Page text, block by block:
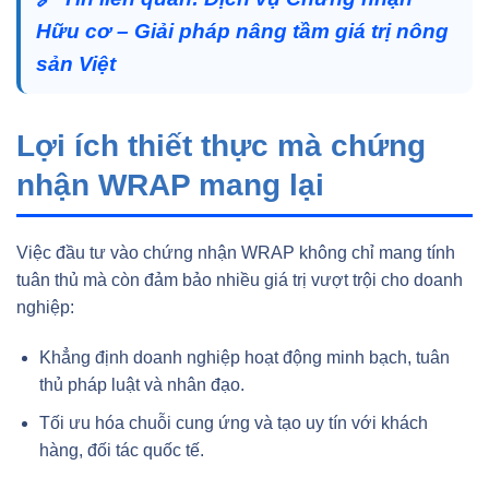
Hữu cơ – Giải pháp nâng tầm giá trị nông
sản Việt
Lợi ích thiết thực mà chứng
nhận WRAP mang lại
Việc đầu tư vào chứng nhận WRAP không chỉ mang tính
tuân thủ mà còn đảm bảo nhiều giá trị vượt trội cho doanh
nghiệp:
Khẳng định doanh nghiệp hoạt động minh bạch, tuân
thủ pháp luật và nhân đạo.
Tối ưu hóa chuỗi cung ứng và tạo uy tín với khách
hàng, đối tác quốc tế.